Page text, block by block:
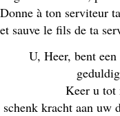
Donne à ton serviteur
et sauve le fils de ta
U, Heer, bent
Keer u tot
schenk kracht aan uw